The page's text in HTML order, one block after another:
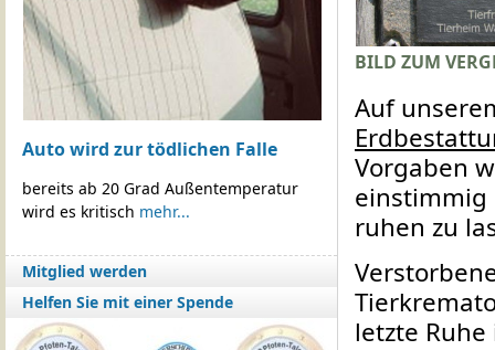
Auto wird zur tödlichen Falle
bereits ab 20 Grad Außentemperatur
wird es kritisch mehr...
Mitglied werden
Helfen Sie mit einer Spende
BILD ZUM
Auf
Vorgaben
einstimmig
ruhen zu
letzte